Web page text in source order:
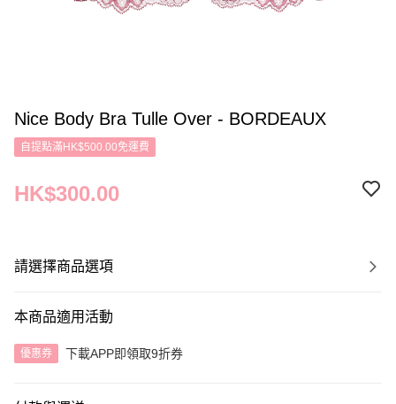
Nice Body Bra Tulle Over - BORDEAUX
自提點滿HK$500.00免運費
HK$300.00
請選擇商品選項
本商品適用活動
優惠券 下載APP即領取9折券